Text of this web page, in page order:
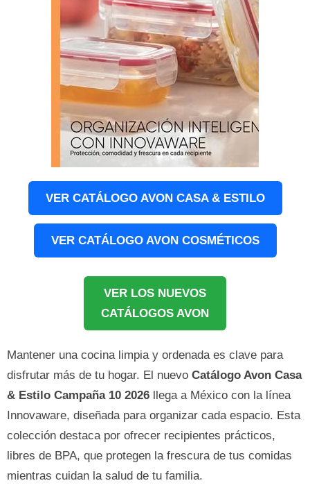
VER CATÁLOGO AVON CASA & ESTILO
VER CATÁLOGO AVON COSMÉTICOS
VER LOS NUEVOS
CATÁLOGOS AVON
Mantener una cocina limpia y ordenada es clave para
disfrutar más de tu hogar. El nuevo Catálogo Avon Casa
& Estilo Campaña 10 2026 llega a México con la línea
Innovaware, diseñada para organizar cada espacio. Esta
colección destaca por ofrecer recipientes prácticos,
libres de BPA, que protegen la frescura de tus comidas
mientras cuidan la salud de tu familia.